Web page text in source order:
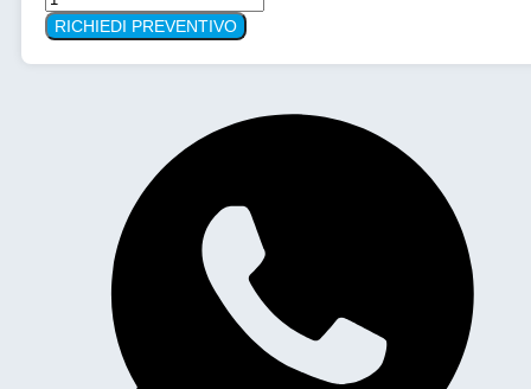
Climatica
MEMMMERT
RICHIEDI PREVENTIVO